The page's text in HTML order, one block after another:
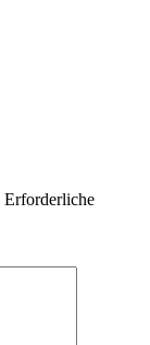
Erforderliche